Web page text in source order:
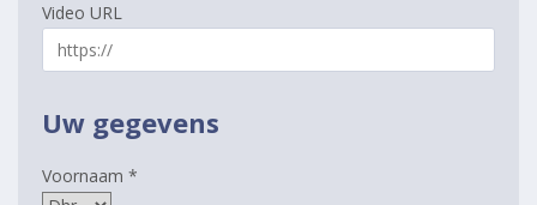
Video URL
Uw gegevens
Voornaam *